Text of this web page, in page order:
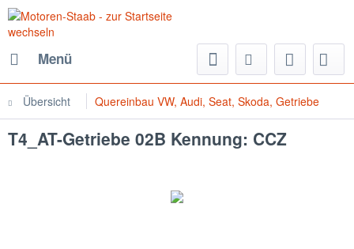
Menü
Übersicht Quereinbau VW, Audi, Seat, Skoda, Getriebe
T4_AT-Getriebe 02B Kennung: CCZ